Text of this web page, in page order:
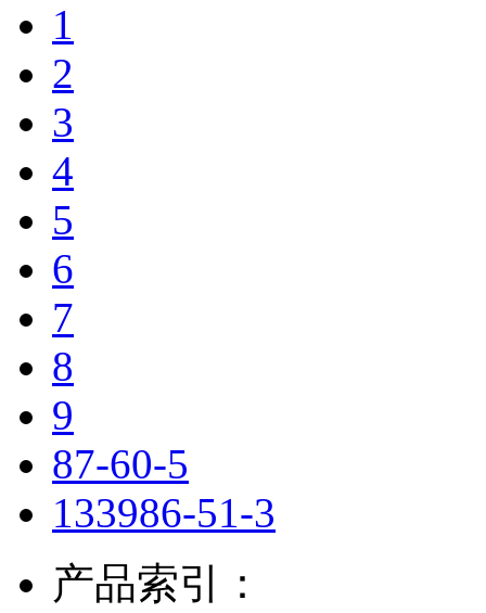
1
2
3
4
5
6
7
8
9
87-60-5
133986-51-3
产品索引：